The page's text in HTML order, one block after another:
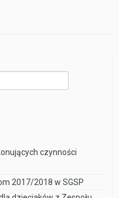
czynności
2017/2018 w SGSP